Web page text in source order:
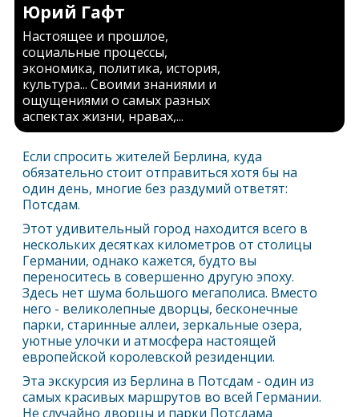
Если спросить жителей Берлина, куда
обязательно стоит отправиться хотя бы на
один день, многие без раздумий ответят:
Потсдам.
Этот удивительный город находится всего в
нескольких десятках километров от столицы
Германии, однако кажется, будто вы
переноситесь в совершенно другую эпоху.
Здесь нет шума большого мегаполиса. Вместо
него - великолепные дворцы, бесконечные
парки, старинные аллеи, зеркальные озера,
уютные улочки и атмосфера настоящей
европейской королевской резиденции.
Эта экскурсия из Берлина в Потсдам - один из
самых красивых маршрутов во всей Германии.
Не случайно дворцы и парки Потсдама
Юрий Гафт
Настоящее и прошлое,
социальные процессы,
экономика, политика, история,
культура... Своими знаниями и
ощущениями о самых разных
аспектах жизни, нравах,...